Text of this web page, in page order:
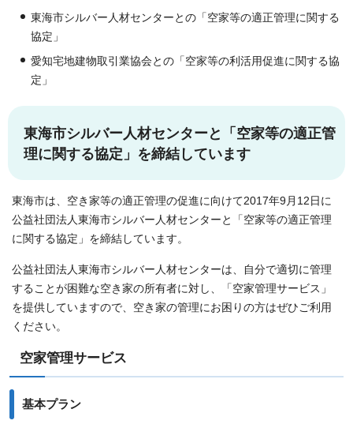
東海市シルバー人材センターとの「空家等の適正管理に関する
協定」
愛知宅地建物取引業協会との「空家等の利活用促進に関する協
定」
東海市シルバー人材センターと「空家等の適正管
理に関する協定」を締結しています
東海市は、空き家等の適正管理の促進に向けて2017年9月12日に
公益社団法人東海市シルバー人材センターと「空家等の適正管理
に関する協定」を締結しています。
公益社団法人東海市シルバー人材センターは、自分で適切に管理
することが困難な空き家の所有者に対し、「空家管理サービス」
を提供していますので、空き家の管理にお困りの方はぜひご利用
ください。
空家管理サービス
基本プラン